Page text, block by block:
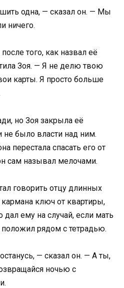
одна, — сказал он. — Мы
ничего.
того, как назвал её
Зоя. — Я не делю твою
карты. Я просто больше
но Зоя закрыла её
не было власти над ним.
перестала спасать его от
сам называл мелочами.
говорить отцу длинных
ключ от квартиры,
ему на случай, если мать
положил рядом с тетрадью.
— сказал он. — А ты,
ночью с